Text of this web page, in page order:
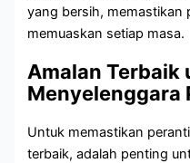
yang bersih, memastikan
memuaskan setiap masa.
Amalan Terbaik
Menyelenggara
Untuk memastikan
terbaik, adalah penting